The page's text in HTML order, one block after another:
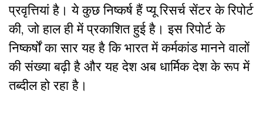
प्रवृत्तियां है। ये कुछ निष्कर्ष हैं प्यू रिसर्च सेंटर के रिपोर्ट
की, जो हाल ही में प्रकाशित हुई है। इस रिपोर्ट के
निष्कर्षों का सार यह है कि भारत में कर्मकांड मानने वालों
की संख्या बढ़ी है और यह देश अब धार्मिक देश के रूप में
तब्दील हो रहा है।